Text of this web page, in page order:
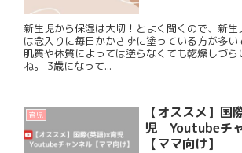
新生児から保湿は大切！とよく聞くので、新
は念入りに毎日かかさずに塗っている方が多
肌質や体質によっては塗らなくても乾燥しづら
ね。 3歳になって...
育児
【オススメ】国
児 Youtubeチ
【ママ向け】